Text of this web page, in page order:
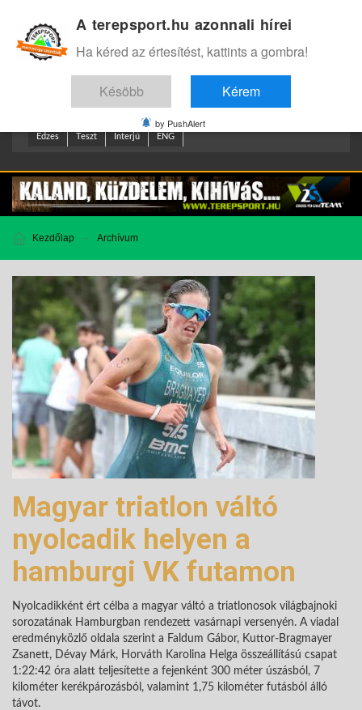
Edzes Teszt Interjú ENG
Kezdőlap Archívum
Magyar triatlon váltó
nyolcadik helyen a
hamburgi VK futamon
Nyolcadikként ért célba a magyar váltó a triatlonosok világbajnoki
sorozatának Hamburgban rendezett vasárnapi versenyén. A viadal
eredményközlő oldala szerint a Faldum Gábor, Kuttor-Bragmayer
Zsanett, Dévay Márk, Horváth Karolina Helga összeállítású csapat
1:22:42 óra alatt teljesítette a fejenként 300 méter úszásból, 7
kilométer kerékpározásból, valamint 1,75 kilométer futásból álló
távot.
A terepsport.hu azonnali hírei
Ha kéred az értesítést, kattints a gombra!
Késöbb Kérem
by PushAlert